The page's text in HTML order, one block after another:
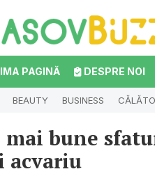
PAGINĂ DESPRE NOI
BEAUTY BUSINESS
mai bune
acvariu